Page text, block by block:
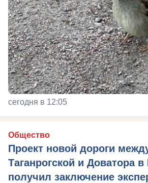
сегодня в 12:05
Общество
Проект новой дороги
Таганрогской и Доватора в
получил заключение